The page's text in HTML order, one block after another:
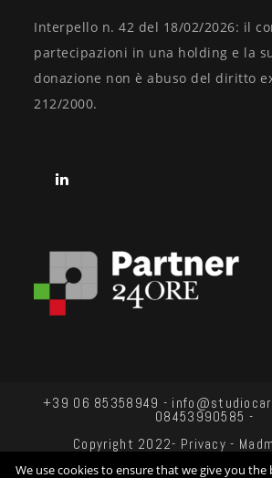
Interpello n. 42 del 18/02/2026: il
partecipazioni in una holding e la
donazione non è abuso del diritto
212/2000.
+39 06 85358949 -
08453990585 -
Copyright 2022- Privacy -
We use cookies to ensure that we give you